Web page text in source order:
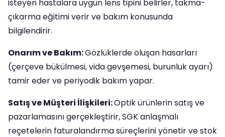
isteyen hastalara uygun lens tipini belirler, takma-
çıkarma eğitimi verir ve bakım konusunda
bilgilendirir.
Onarım ve Bakım:Gözlüklerde oluşan hasarları
(çerçeve bükülmesi, vida gevşemesi, burunluk ayarı)
tamir eder ve periyodik bakım yapar.
Satış ve Müşteri İlişkileri:Optik ürünlerin satış ve
pazarlamasını gerçekleştirir, SGK anlaşmalı
reçetelerin faturalandırma süreçlerini yönetir ve stok